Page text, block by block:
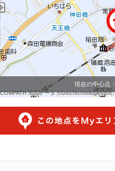
地図データ ©GeoTechnologies Inc.
地図データ ©GeoTechnologies Inc.
地図データ ©GeoTechnologies Inc.
地図データ ©GeoTechnologies Inc.
地図データ ©GeoTechnologies Inc.
地図データ ©GeoTechnologies Inc.
地図データ ©GeoTechnologies Inc.
地図データ ©GeoTechnologies Inc.
地図データ ©GeoTechnologies Inc.
現在の中心点：